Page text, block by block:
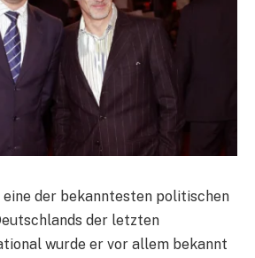
der bekanntesten politischen
der letzten
wurde er vor allem bekannt